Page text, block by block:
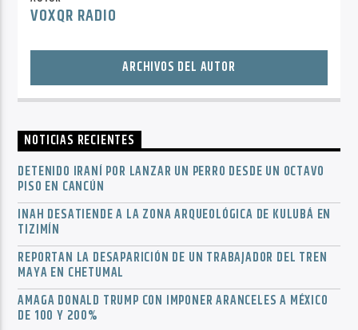
VOXQR RADIO
ARCHIVOS DEL AUTOR
NOTICIAS RECIENTES
DETENIDO IRANÍ POR LANZAR UN PERRO DESDE UN OCTAVO
PISO EN CANCÚN
INAH DESATIENDE A LA ZONA ARQUEOLÓGICA DE KULUBÁ EN
TIZIMÍN
REPORTAN LA DESAPARICIÓN DE UN TRABAJADOR DEL TREN
MAYA EN CHETUMAL
AMAGA DONALD TRUMP CON IMPONER ARANCELES A MÉXICO
DE 100 Y 200%